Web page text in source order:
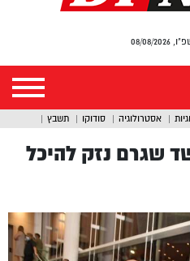
2026
אסטרולוגיה סודוקו תשבץ
שגרם נזק להיכל